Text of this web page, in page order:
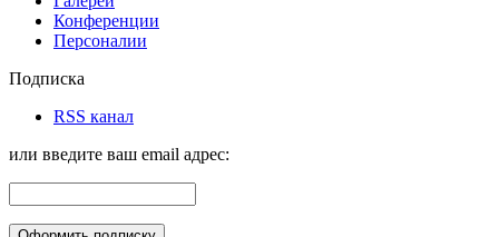
Конференции
Персоналии
Подписка
RSS канал
или введите ваш email адрес: